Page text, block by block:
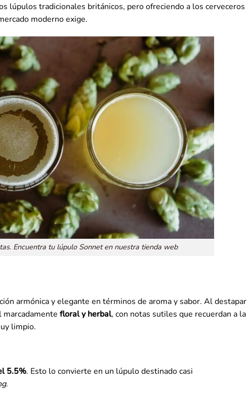
lúpulos tradicionales británicos, pero ofreciendo a los cerveceros
moderno exige.
Encuentra tu lúpulo Sonnet en nuestra tienda web
armónica y elegante en términos de aroma y sabor. Al destapar
marcadamente floral y herbal, con notas sutiles que recuerdan a la
limpio.
5.5%. Esto lo convierte en un lúpulo destinado casi
.